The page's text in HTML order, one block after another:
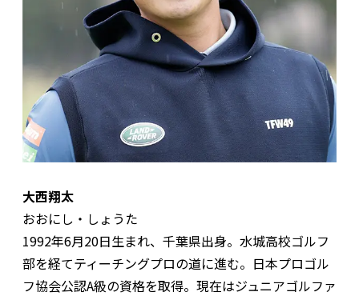
大西翔太
おおにし・しょうた
1992年6月20日生まれ、千葉県出身。水城高校ゴルフ
部を経てティーチングプロの道に進む。日本プロゴル
フ協会公認A級の資格を取得。現在はジュニアゴルファ